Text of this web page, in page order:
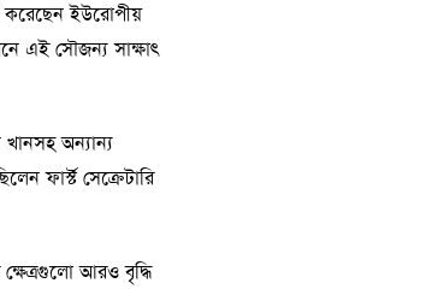
করেছেন ইউরোপীয়
এই সৌজন্য সাক্ষাৎ
অন্যান্য
ফার্স্ট সেক্রেটারি
ক্ষেত্রগুলো আরও বৃদ্ধি